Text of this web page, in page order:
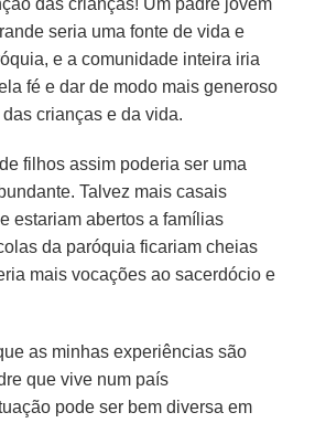
seria uma fonte de vida e
e a comunidade inteira iria
fé e dar de modo mais generoso
crianças e da vida.
filhos assim poderia ser uma
Talvez mais casais
estariam abertos a famílias
da paróquia ficariam cheias
mais vocações ao sacerdócio e
as minhas experiências são
que vive num país
pode ser bem diversa em